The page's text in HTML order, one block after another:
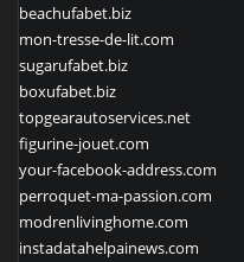
beachufabet.biz
mon-tresse-de-lit.com
sugarufabet.biz
boxufabet.biz
topgearautoservices.net
figurine-jouet.com
your-facebook-address.com
perroquet-ma-passion.com
modrenlivinghome.com
instadatahelpainews.com